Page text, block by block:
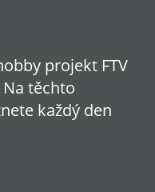
projekt FTV
těchto
každý den